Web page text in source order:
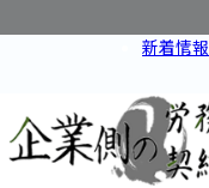
新着情報